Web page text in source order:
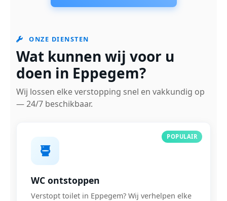
ONZE DIENSTEN
Wat kunnen wij voor u
doen in Eppegem?
Wij lossen elke verstopping snel en vakkundig op
— 24/7 beschikbaar.
POPULAIR
WC ontstoppen
Verstopt toilet in Eppegem? Wij verhelpen elke